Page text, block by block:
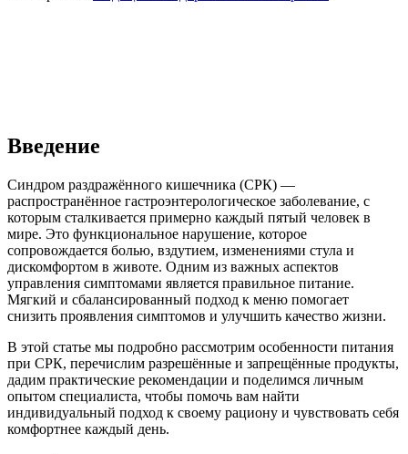
Введение
Синдром раздражённого кишечника (СРК) —
распространённое гастроэнтерологическое заболевание, с
которым сталкивается примерно каждый пятый человек в
мире. Это функциональное нарушение, которое
сопровождается болью, вздутием, изменениями стула и
дискомфортом в животе. Одним из важных аспектов
управления симптомами является правильное питание.
Мягкий и сбалансированный подход к меню помогает
снизить проявления симптомов и улучшить качество жизни.
В этой статье мы подробно рассмотрим особенности питания
при СРК, перечислим разрешённые и запрещённые продукты,
дадим практические рекомендации и поделимся личным
опытом специалиста, чтобы помочь вам найти
индивидуальный подход к своему рациону и чувствовать себя
комфортнее каждый день.